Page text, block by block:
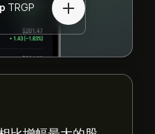
TRGP